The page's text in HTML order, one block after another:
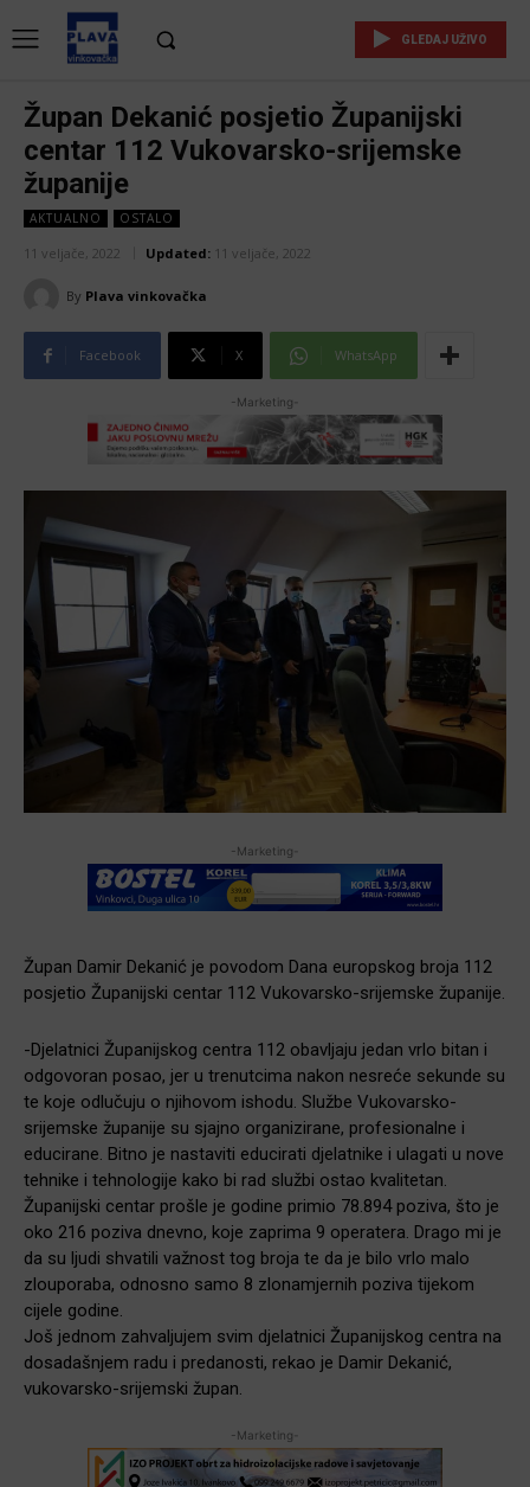
GLEDAJ UŽIVO
Župan Dekanić posjetio Županijski
centar 112 Vukovarsko-srijemske
županije
AKTUALNO OSTALO
11 veljače, 2022 Updated: 11 veljače, 2022
By Plava vinkovačka
Facebook X WhatsApp
-Marketing-
-Marketing-
Župan Damir Dekanić je povodom Dana europskog broja 112
posjetio Županijski centar 112 Vukovarsko-srijemske županije.
-Djelatnici Županijskog centra 112 obavljaju jedan vrlo bitan i
odgovoran posao, jer u trenutcima nakon nesreće sekunde su
te koje odlučuju o njihovom ishodu. Službe Vukovarsko-
srijemske županije su sjajno organizirane, profesionalne i
educirane. Bitno je nastaviti educirati djelatnike i ulagati u nove
tehnike i tehnologije kako bi rad službi ostao kvalitetan.
Županijski centar prošle je godine primio 78.894 poziva, što je
oko 216 poziva dnevno, koje zaprima 9 operatera. Drago mi je
da su ljudi shvatili važnost tog broja te da je bilo vrlo malo
zlouporaba, odnosno samo 8 zlonamjernih poziva tijekom
cijele godine.
Još jednom zahvaljujem svim djelatnici Županijskog centra na
dosadašnjem radu i predanosti, rekao je Damir Dekanić,
vukovarsko-srijemski župan.
-Marketing-